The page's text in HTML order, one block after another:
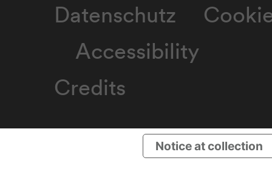
Datenschutz
Accessibility
Credits
Notice at collection